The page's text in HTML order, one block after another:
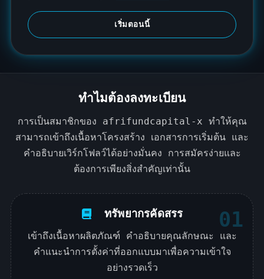
S
a
t
e
1
เริ่มตอนนี้
ทำไมต้องลงทะเบียน
การเป็นสมาชิกของ afrifundcapital-x ทำให้คุณ
สามารถเข้าถึงเนื้อหาโครงสร้าง เอกสารการเริ่มต้น และ
คำอธิบายเวิร์กโฟลว์ได้อย่างมั่นคง การสมัครง่ายและ
ต้องการเพียงสิ่งสำคัญเท่านั้น
01
ทรัพยากรคัดสรร
เข้าถึงเนื้อหาผลิตภัณฑ์ คำอธิบายคุณลักษณะ และ
คำแนะนำการตั้งค่าที่ออกแบบมาเพื่อความเข้าใจ
อย่างรวดเร็ว